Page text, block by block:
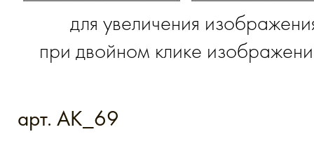
для увеличения
при двойном клике
арт. AK_69